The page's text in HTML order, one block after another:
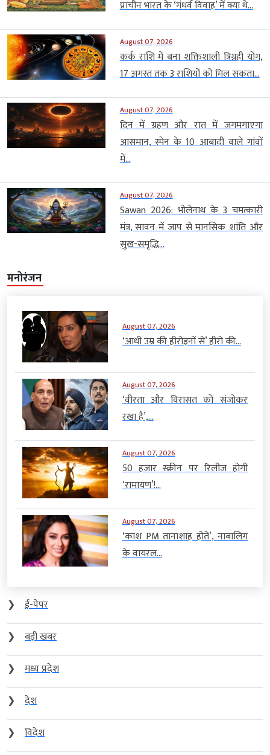
प्राचीन भारत के ‘गंधर्व विवाह’ में क्या थे...
August 07, 2026
कर्क राशि में बना शक्तिशाली त्रिग्रही योग,
17 अगस्त तक 3 राशियों को मिल सकता...
August 07, 2026
दिन में ग्रहण और रात में जगमगाएगा
आसमान, स्पेन के 10 आबादी वाले गांवों
में...
August 07, 2026
Sawan 2026: भोलेनाथ के 3 चमत्कारी
मंत्र, सावन में जाप से मानसिक शांति और
सुख-समृद्धि...
मनोरंजन
August 07, 2026
‘आधी उम्र की हीरोइनों से’ हीरो की...
August 07, 2026
‘वीरता और विरासत को संजोकर
रखा है’,...
August 07, 2026
50 हजार स्क्रीन पर रिलीज होगी
‘रामायण’!...
August 07, 2026
‘काश PM तानाशाह होते’, नाबालिग
के वायरल...
❯
ई-पेपर
❯
बड़ी खबर
❯
मध्य प्रदेश
❯
देश
❯
विदेश